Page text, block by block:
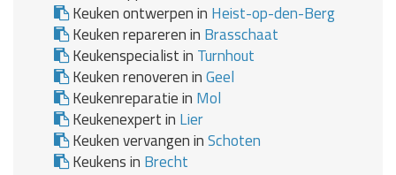
Keuken ontwerpen in Heist-op-den-Berg
Keuken repareren in Brasschaat
Keukenspecialist in Turnhout
Keuken renoveren inGeel
Keukenreparatie in Mol
Keukenexpert in Lier
Keuken vervangen inSchoten
Keukens in Brecht